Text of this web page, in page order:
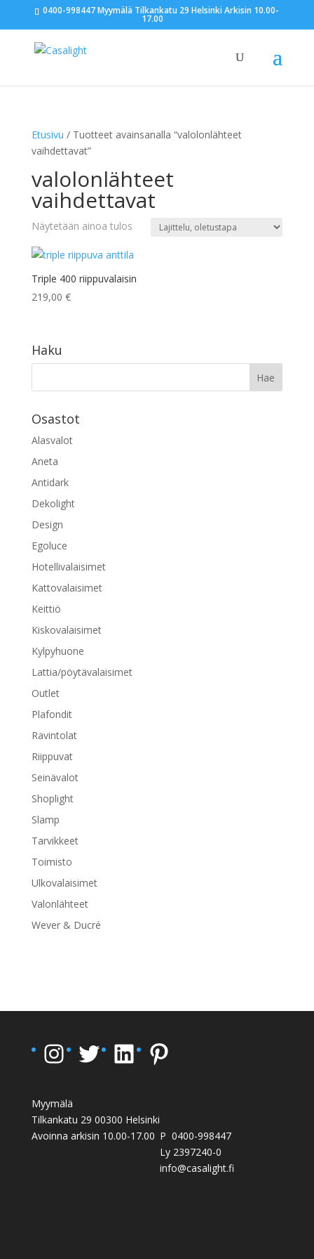
0400-998447 Myymälä Tilkankatu 29 Helsinki Arkisin 10.00-
17.00
Etusivu / Tuotteet avainsanalla “valolonlähteet
vaihdettavat”
valolonlähteet
vaihdettavat
Näytetään ainoa tulos
Triple 400 riippuvalaisin
219,00 €
Haku
Osastot
Alasvalot
Aneta
Antidark
Dekolight
Design
Egoluce
Hotellivalaisimet
Kattovalaisimet
Keittiö
Kiskovalaisimet
Kylpyhuone
Lattia/pöytävalaisimet
Outlet
Plafondit
Ravintolat
Riippuvat
Seinävalot
Shoplight
Slamp
Tarvikkeet
Toimisto
Ulkovalaisimet
Valonlähteet
Wever & Ducré
Instagram Twitter LinkedIn Pinterest
Myymälä
Tilkankatu 29 00300 Helsinki
Avoinna arkisin 10.00-17.00 P 0400-998447
Ly 2397240-0
info@casalight.fi